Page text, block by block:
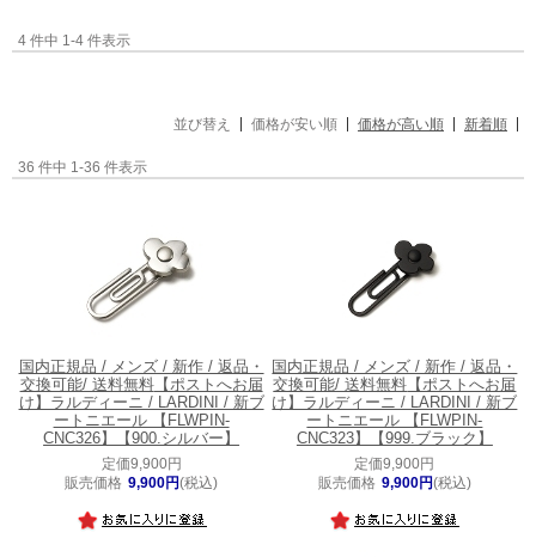
4 件中 1-4 件表示
並び替え 価格が安い順 価格が高い順 新着順
36 件中 1-36 件表示
国内正規品 / メンズ / 新作 / 返品・
交換可能/ 送料無料【ポストへお届
け】ラルディーニ / LARDINI / 新ブ
ートニエール 【FLWPIN-
CNC326】【900.シルバー】
定価9,900円
販売価格 9,900円(税込)
国内正規品 / メンズ / 新作 / 返品・
交換可能/ 送料無料 【ポストへお届
け】ラルディーニ / LARDINI / 新ブ
ートニエール 【FLWPIN-
CNC323】【999.ブラック】
定価9,900円
販売価格 9,900円(税込)